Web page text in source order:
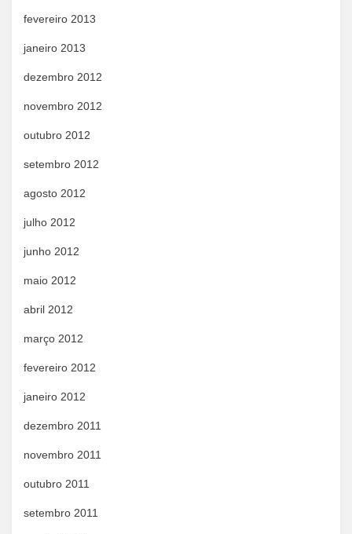
fevereiro 2013
janeiro 2013
dezembro 2012
novembro 2012
outubro 2012
setembro 2012
agosto 2012
julho 2012
junho 2012
maio 2012
abril 2012
março 2012
fevereiro 2012
janeiro 2012
dezembro 2011
novembro 2011
outubro 2011
setembro 2011